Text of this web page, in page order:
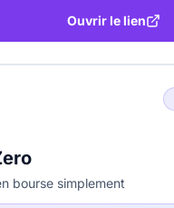
Ouvrir le lien
bourse simplement